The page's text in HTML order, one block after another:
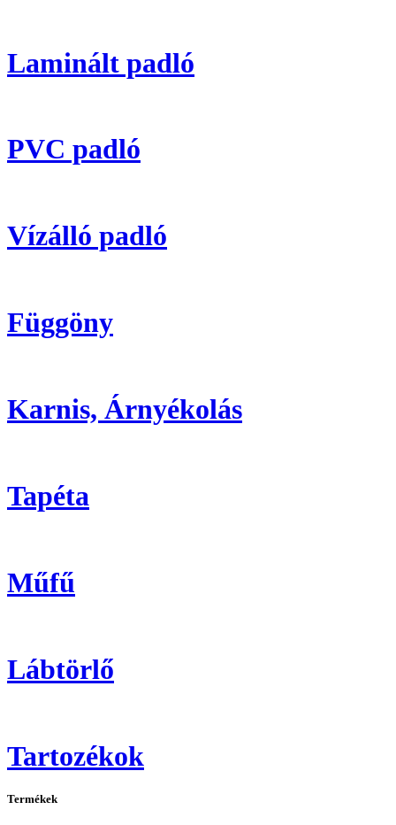
Laminált padló
PVC padló
Vízálló padló
Függöny
Karnis, Árnyékolás
Tapéta
Műfű
Lábtörlő
Tartozékok
Termékek